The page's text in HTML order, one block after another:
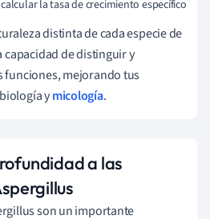
la tasa de crecimiento específico
distinta de cada especie de
de distinguir y
funciones, mejorando tus
ymicología.
a las
son un importante